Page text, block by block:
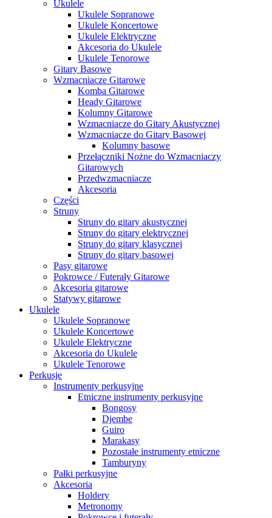
Ukulele
Ukulele Sopranowe
Ukulele Koncertowe
Ukulele Elektryczne
Akcesoria do Ukulele
Ukulele Tenorowe
Gitary Basowe
Wzmacniacze Gitarowe
Komba Gitarowe
Heady Gitarowe
Kolumny Gitarowe
Wzmacniacze do Gitary Akustycznej
Wzmacniacze do Gitary Basowej
Kolumny basowe
Przełączniki Nożne do Wzmacniaczy
Gitarowych
Przedwzmacniacze
Akcesoria
Części
Struny
Struny do gitary akustycznej
Struny do gitary elektrycznej
Struny do gitary klasycznej
Struny do gitary basowej
Pasy gitarowe
Pokrowce / Futerały Gitarowe
Akcesoria gitarowe
Statywy gitarowe
Ukulele
Ukulele Sopranowe
Ukulele Koncertowe
Ukulele Elektryczne
Akcesoria do Ukulele
Ukulele Tenorowe
Perkusje
Instrumenty perkusyjne
Etniczne instrumenty perkusyjne
Bongosy
Djembe
Guiro
Marakasy
Pozostałe instrumenty etniczne
Tamburyny
Pałki perkusyjne
Akcesoria
Holdery
Metronomy